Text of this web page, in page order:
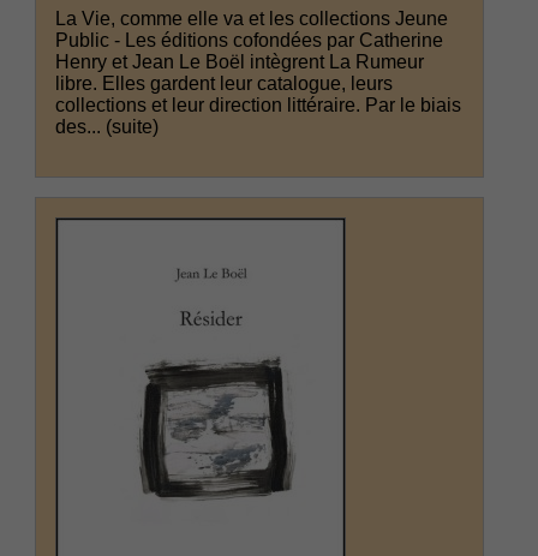
La Vie, comme elle va et les collections Jeune
Public - Les éditions cofondées par Catherine
Henry et Jean Le Boël intègrent La Rumeur
libre. Elles gardent leur catalogue, leurs
collections et leur direction littéraire. Par le biais
des... (suite)